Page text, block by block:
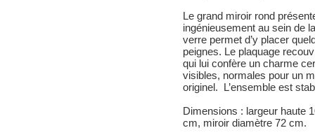
Le grand miroir rond
ingénieusement au sein de
verre permet d’y placer
peignes. Le plaquage
qui lui confère un charme
visibles, normales pour un
originel. L’ensemble est
Dimensions : largeur haute
cm, miroir diamètre 72 cm.